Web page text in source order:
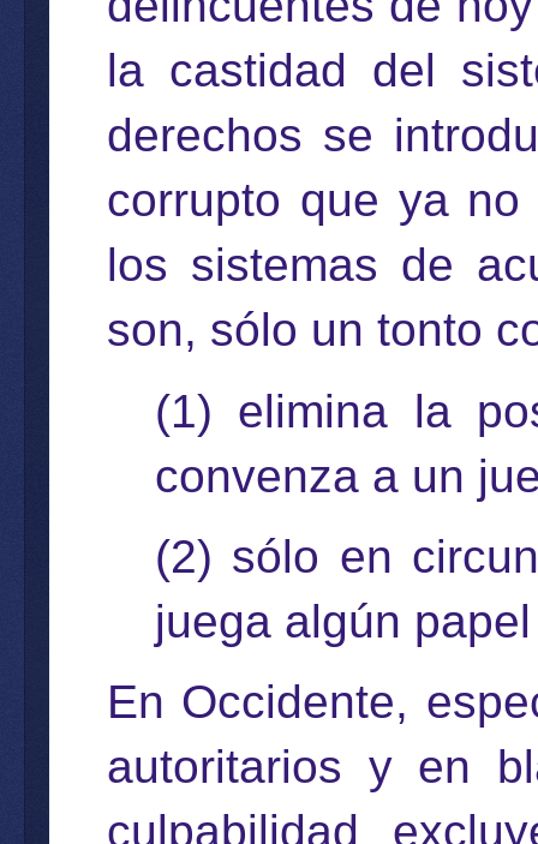
la castidad del
derechos se
corrupto que ya
los sistemas de
son, sólo un tonto
(1) elimina la
convenza a un
(2) sólo en
juega algún
En Occidente,
autoritarios y en
culpabilidad